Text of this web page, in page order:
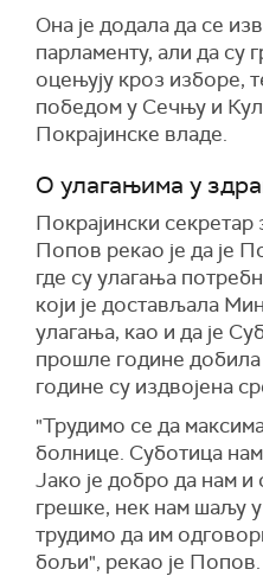
Она је додала да се
парламенту, али да су
оцењују кроз изборе,
победом у Сечњу и
Покрајинске владе.
О улагањима у
Покрајински
Попов рекао је да је
где су улагања
који је достављала
улагања, као и да је
прошле године добила
године су издвојена
"Трудимо се да
болнице. Суботица нам
Јако је добро да нам и
грешке, нек нам шаљу
трудимо да им
бољи", рекао је Попов.